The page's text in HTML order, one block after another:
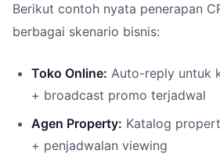
Berikut contoh nyata penerapan
berbagai skenario bisnis:
Toko Online: Auto-reply untuk
+ broadcast promo terjadwal
Agen Property: Katalog
+ penjadwalan viewing